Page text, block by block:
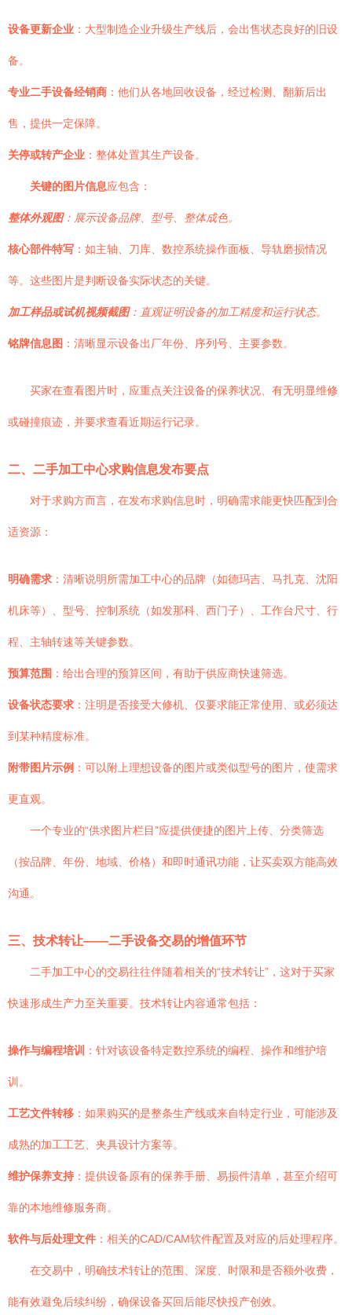
设备更新企业 ：大型制造企业升级生产线后，会出售状态良好的旧设
备。
专业二手设备经销商 ：他们从各地回收设备，经过检测、翻新后出
售，提供一定保障。
关停或转产企业 ：整体处置其生产设备。
关键的图片信息应包含：
整体外观图：展示设备品牌、型号、整体成色。
核心部件特写 ：如主轴、刀库、数控系统操作面板、导轨磨损情况
等。这些图片是判断设备实际状态的关键。
加工样品或试机视频截图：直观证明设备的加工精度和运行状态。
铭牌信息图 ：清晰显示设备出厂年份、序列号、主要参数。
买家在查看图片时，应重点关注设备的保养状况、有无明显维修
或碰撞痕迹，并要求查看近期运行记录。
二、二手加工中心求购信息发布要点
对于求购方而言，在发布求购信息时，明确需求能更快匹配到合
适资源：
明确需求 ：清晰说明所需加工中心的品牌（如德玛吉、马扎克、沈阳
机床等）、型号、控制系统（如发那科、西门子）、工作台尺寸、行
程、主轴转速等关键参数。
预算范围 ：给出合理的预算区间，有助于供应商快速筛选。
设备状态要求 ：注明是否接受大修机、仅要求能正常使用、或必须达
到某种精度标准。
附带图片示例 ：可以附上理想设备的图片或类似型号的图片，使需求
更直观。
一个专业的“供求图片栏目”应提供便捷的图片上传、分类筛选
（按品牌、年份、地域、价格）和即时通讯功能，让买卖双方能高效
沟通。
三、技术转让——二手设备交易的增值环节
二手加工中心的交易往往伴随着相关的“技术转让”，这对于买家
快速形成生产力至关重要。技术转让内容通常包括：
操作与编程培训 ：针对该设备特定数控系统的编程、操作和维护培
训。
工艺文件转移 ：如果购买的是整条生产线或来自特定行业，可能涉及
成熟的加工工艺、夹具设计方案等。
维护保养支持 ：提供设备原有的保养手册、易损件清单，甚至介绍可
靠的本地维修服务商。
软件与后处理文件 ：相关的CAD/CAM软件配置及对应的后处理程序。
在交易中，明确技术转让的范围、深度、时限和是否额外收费，
能有效避免后续纠纷，确保设备买回后能尽快投产创效。